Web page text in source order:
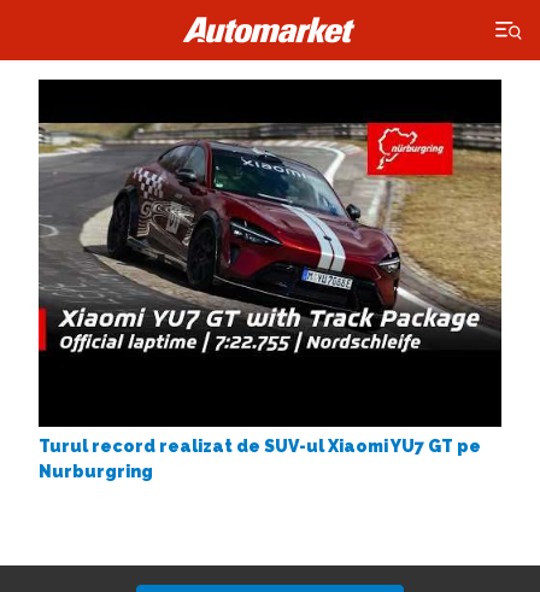
×
Turul record realizat de SUV-ul Xiaomi YU7 GT pe
Nurburgring